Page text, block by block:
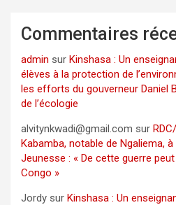
Commentaires
admin sur Kinshasa : Un
élèves à la protection de
les efforts du gouverneur Daniel
de l’écologie
alvitynkwadi@gmail.com sur
Kabamba, notable de Ngaliema,
Jeunesse : « De cette guerre
Congo »
Jordy sur Kinshasa : Un